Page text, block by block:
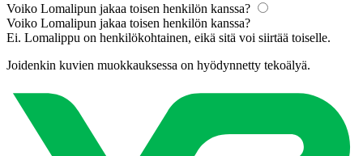
Voiko Lomalipun jakaa toisen henkilön kanssa?
Voiko Lomalipun jakaa toisen henkilön kanssa?
Ei. Lomalippu on henkilökohtainen, eikä sitä voi siirtää toiselle.
Joidenkin kuvien muokkauksessa on hyödynnetty tekoälyä.